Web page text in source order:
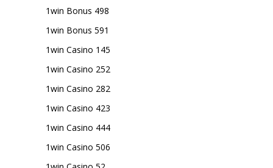
1win Bonus 498
1win Bonus 591
1win Casino 145
1win Casino 252
1win Casino 282
1win Casino 423
1win Casino 444
1win Casino 506